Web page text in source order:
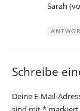
Sarah
Schreibe
Deine E-Mail-